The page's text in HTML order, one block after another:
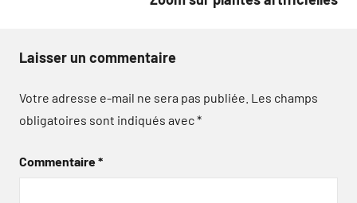
Laisser un commentaire
Votre adresse e-mail ne sera pas publiée. Les champs
obligatoires sont indiqués avec*
Commentaire*